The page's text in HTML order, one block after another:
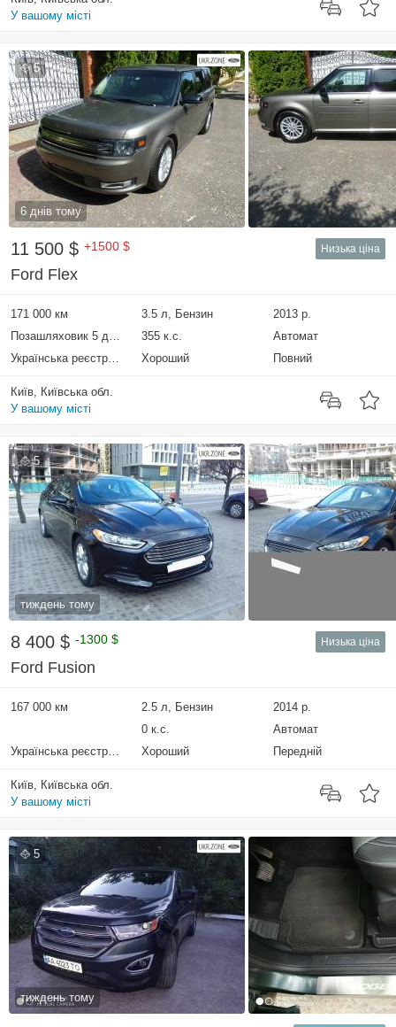
У вашому місті
5
6 днів тому
11 500 $ +1500 $ Низька ціна
Ford Flex
171 000 км 3.5 л, Бензин
2013 р.
Позашляховик 5 дверей
355 к.с.
Автомат
Українська реєстрація
Хороший Повний
Київ, Київська обл.
У вашому місті
5
тиждень тому
8 400 $ -1300 $ Низька ціна
Ford Fusion
167 000 км 2.5 л, Бензин
2014 р.
0 к.с.
Автомат
Українська реєстрація
Хороший Передній
Київ, Київська обл.
У вашому місті
5
тиждень тому